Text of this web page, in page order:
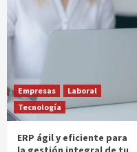
Empresas
Laboral
Tecnología
ERP ágil y eficiente para